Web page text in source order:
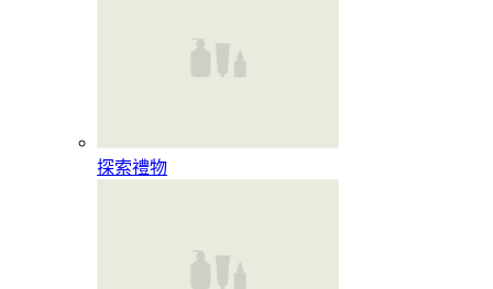
探索禮物